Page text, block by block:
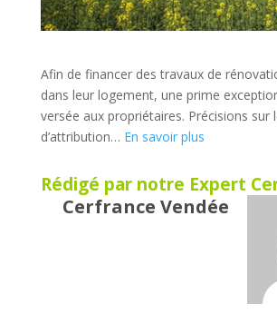
Afin de financer des travaux de
dans leur logement, une prime
versée aux propriétaires. Précisions sur
d’attribution… En savoir plus
Rédigé par notre Expert
Cerfrance Vendée